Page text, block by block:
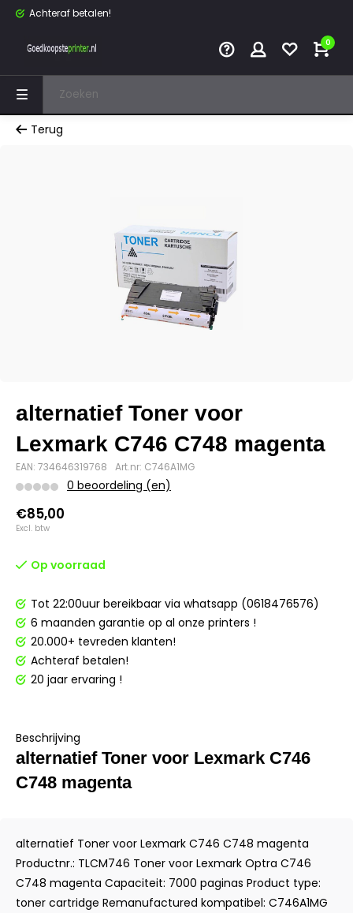
Achteraf betalen!
0
Terug
alternatief Toner voor
Lexmark C746 C748 magenta
EAN: 734646319768 Art.nr: C746A1MG
0 beoordeling (en)
€85,00
Excl. btw
Op voorraad
Tot 22:00uur bereikbaar via whatsapp (0618476576)
6 maanden garantie op al onze printers !
20.000+ tevreden klanten!
Achteraf betalen!
20 jaar ervaring !
Beschrijving
alternatief Toner voor Lexmark C746
C748 magenta
alternatief Toner voor Lexmark C746 C748 magenta
Productnr.: TLCM746 Toner voor Lexmark Optra C746
C748 magenta Capaciteit: 7000 paginas Product type:
toner cartridge Remanufactured kompatibel: C746A1MG